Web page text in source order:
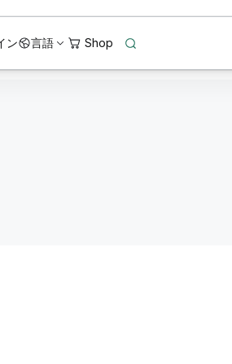
ン 言語